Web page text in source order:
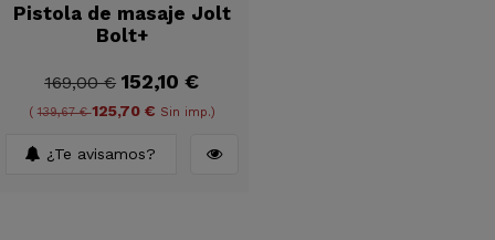
Pistola de masaje Jolt
Bolt+
169,00 € 152,10 €
(139,67 €125,70 € Sin imp.)
¿Te avisamos?